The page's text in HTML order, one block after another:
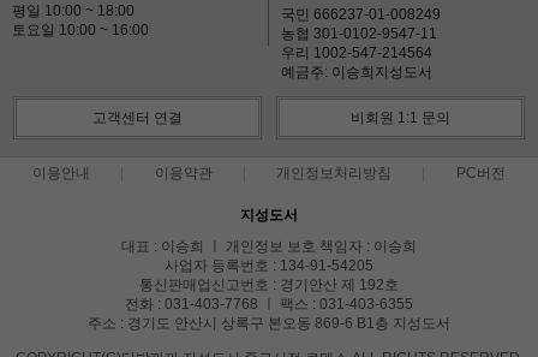
평일 10:00 ~ 18:00
토요일 10:00 ~ 16:00
국민 666237-01-008249
농협 301-0102-9547-11
우리 1002-547-214564
예금주: 이승희지성도서
고객센터 연결 비회원 1:1 문의
이용안내 이용약관 개인정보처리방침 PC버전
지성도서
대표 : 이승희 ㅣ 개인정보 보호 책임자 : 이승희
사업자 등록번호 : 134-91-54205
통신판매업신고번호 : 경기안산 제 192호
전화 : 031-403-7768 ㅣ 팩스 : 031-403-6355
주소 : 경기도 안산시 상록구 본오동 869-6 B1층 지성도서